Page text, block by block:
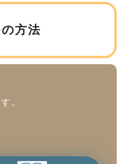
方法
。